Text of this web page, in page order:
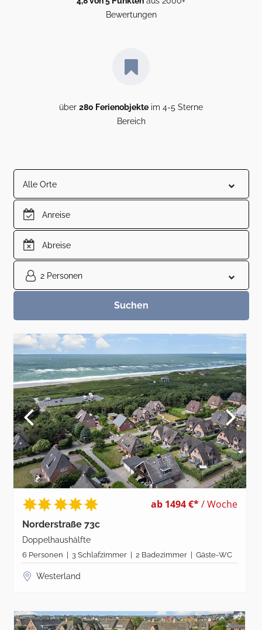
Bewertungen
über 280 Ferienobjekte im 4-5 Sterne
Bereich
Alle Orte
2 Personen
ab 1494 €*/ Woche
Norderstraße 73c
Doppelhaushälfte
6 Personen | 3 Schlafzimmer | 2 Badezimmer | Gäste-WC
Westerland